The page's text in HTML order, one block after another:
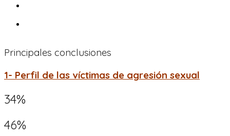
Principales conclusiones
1- Perfil de las víctimas de agresión sexual
34%
46%